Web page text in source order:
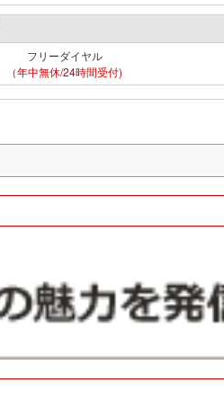
フリーダイヤル
（年中無休/24時間受付)